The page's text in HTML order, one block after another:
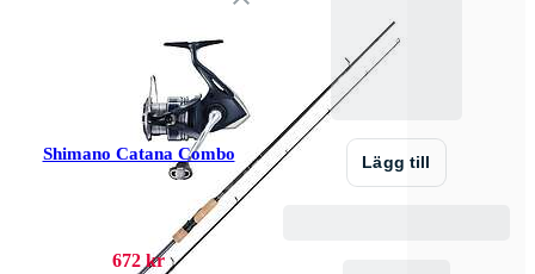
Shimano Catana Combo
672 kr
Lägg till